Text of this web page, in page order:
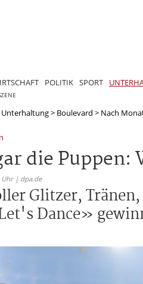
POLITIK SPORT
Unterhaltung> Boulevard > Nach
die
Uhr | dpa.de
Glitzer,
Dance»